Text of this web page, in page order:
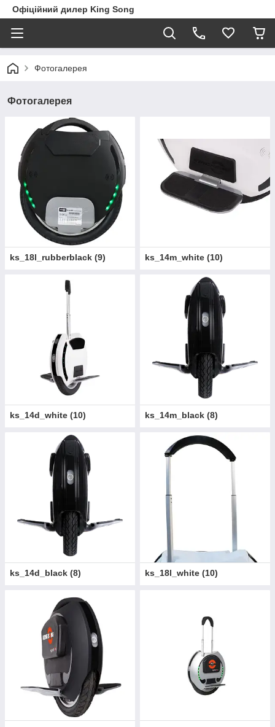
Офіційний дилер King Song
Фотогалерея
Фотогалерея
ks_18l_rubberblack (9) ks_14m_white (10)
ks_14d_white (10) ks_14m_black (8)
ks_14d_black (8) ks_18l_white (10)